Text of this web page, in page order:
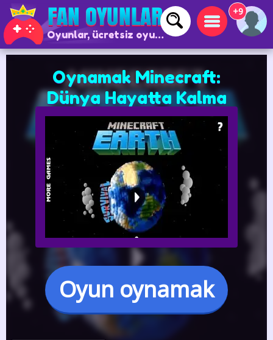
Oyunlar, ücretsiz oyunlar ve çevrimiçi oyunlar
+9
Oynamak Minecraft:
Dünya Hayatta Kalma
Oyun oynamak